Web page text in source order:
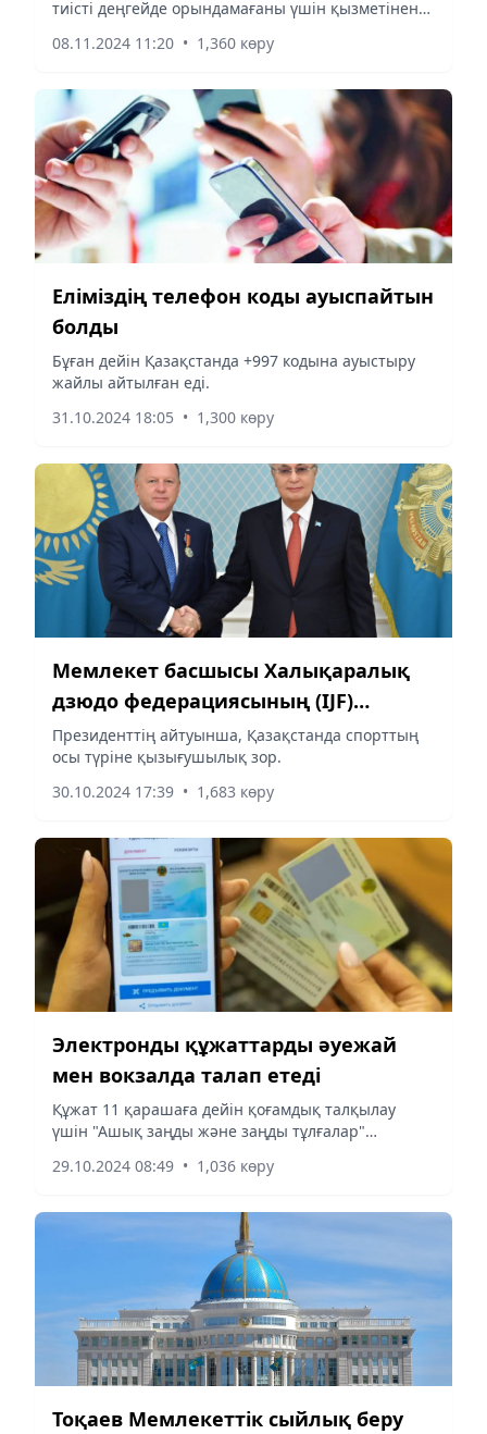
тиісті деңгейде орындамағаны үшін қызметінен
08.11.2024 11:20 • 1,360 көру
Еліміздің телефон коды ауыспайтын
болды
Бұған дейін Қазақстанда +997 кодына ауыстыру
жайлы айтылған еді.
31.10.2024 18:05 • 1,300 көру
Мемлекет басшысы Халықаралық
дзюдо федерациясының (IJF)
президентін қабылдады
Президенттің айтуынша, Қазақстанда спорттың
осы түріне қызығушылық зор.
30.10.2024 17:39 • 1,683 көру
Электронды құжаттарды әуежай
мен вокзалда талап етеді
Құжат 11 қарашаға дейін қоғамдық талқылау
үшін "Ашық заңды және заңды тұлғалар"
29.10.2024 08:49 • 1,036 көру
Тоқаев Мемлекеттік сыйлық беру